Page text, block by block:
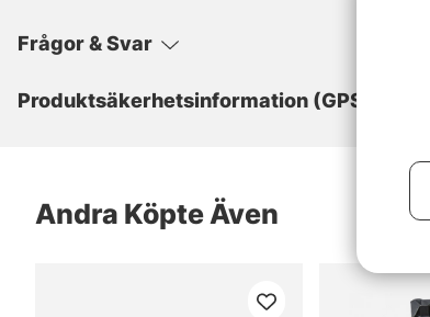
Frågor & Svar
Produktsäkerhetsinformation (GPSR)
Andra Köpte Även